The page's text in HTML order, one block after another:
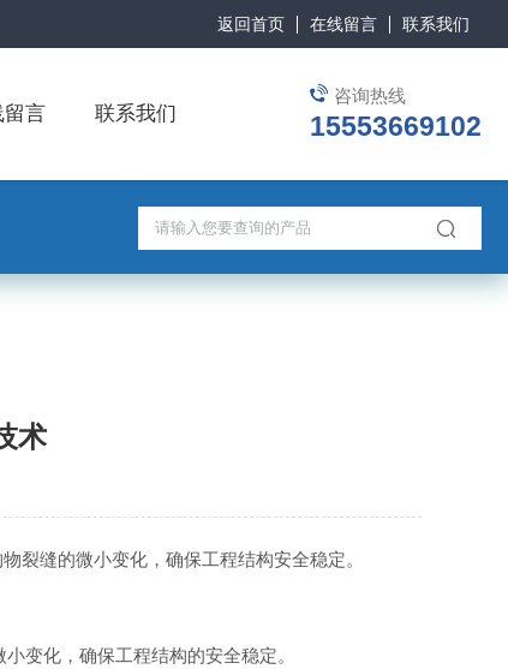
返回首页 在线留言 联系我们
咨询热线
15553669102
留言 联系我们
术
裂缝的微小变化，确保工程结构安全稳定。
变化，确保工程结构的安全稳定。